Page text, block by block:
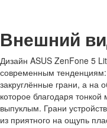
Внешний
Дизайн ASUS ZenFone 5
современным
закруглённые грани, а на
которое благодаря тонкой
выпуклым. Грани
из приятного на ощупь